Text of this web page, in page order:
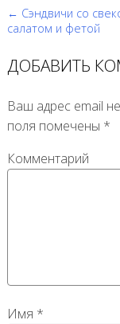
← Сэндвичи со
салатом и фетой
ДОБАВИТЬ
Ваш адрес email
поля помечены *
Комментарий
Имя *